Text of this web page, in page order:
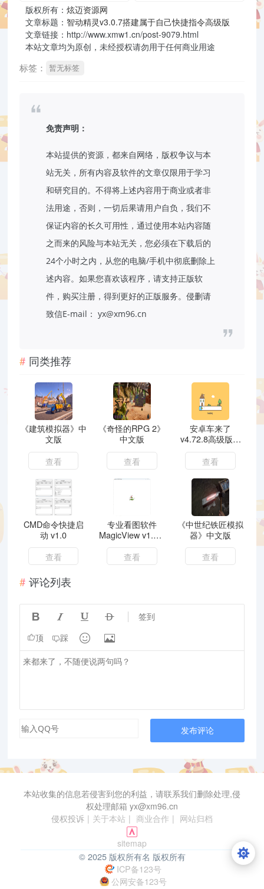
版权所有：炫迈资源网
文章标题： 智动精灵v3.0.7搭建属于自己快捷指令高级版
文章链接：http://www.xmw1.cn/post-9079.html
本站文章均为原创，未经授权请勿用于任何商业用途
标签： 暂无标签
免责声明：
本站提供的资源，都来自网络，版权争议与本
站无关，所有内容及软件的文章仅限用于学习
和研究目的。不得将上述内容用于商业或者非
法用途，否则，一切后果请用户自负，我们不
保证内容的长久可用性，通过使用本站内容随
之而来的风险与本站无关，您必须在下载后的
24个小时之内，从您的电脑/手机中彻底删除上
述内容。如果您喜欢该程序，请支持正版软
件，购买注册，得到更好的正版服务。侵删请
致信E-mail： yx@xm96.cn
同类推荐
《建筑模拟器》中
文版
查看
《奇怪的RPG 2》
中文版
查看
安卓车来了
v4.72.8高级版精
准实时公交地铁神
器
查看
CMD命令快捷启
动 v1.0
查看
专业看图软件
MagicView v1.5.1
绿色版
查看
《中世纪铁匠模拟
器》中文版
查看
评论列表
    签到
顶 踩  
发布评论
本站收集的信息若侵害到您的利益，请联系我们删除处理,侵
权处理邮箱 yx@xm96.cn
侵权投诉 | 关于本站 | 商业合作 | 网站归档
sitemap
© 2025 版权所有名 版权所有
ICP备123号
公网安备123号